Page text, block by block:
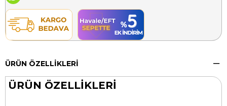
ÜRÜN ÖZELLIKLERI
ÜRÜN ÖZELLİKLERİ